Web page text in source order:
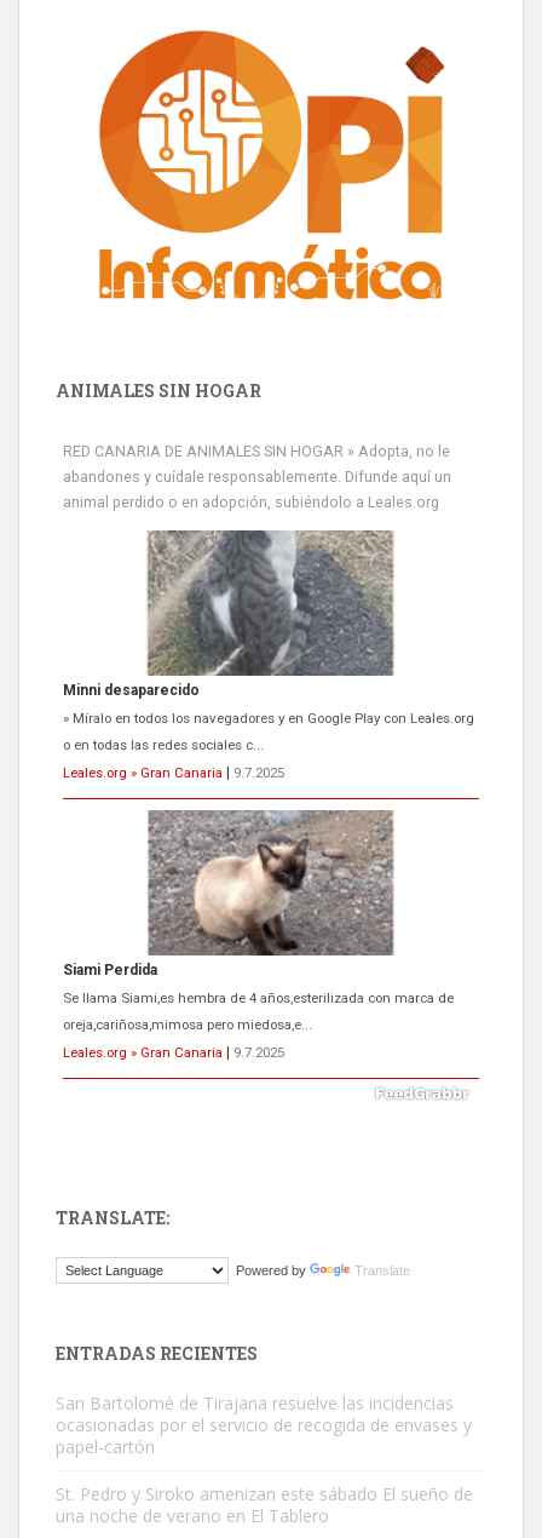
ANIMALES SIN HOGAR
RED CANARIA DE ANIMALES SIN HOGAR » Adopta, no le
abandones y cuídale responsablemente. Difunde aquí un
animal perdido o en adopción, subiéndolo a Leales.org
Siami Perdida
Se llama Siami,es hembra de 4 años,esterilizada con marca de
oreja,cariñosa,mimosa pero miedosa,e...
Leales.org » Gran Canaria | 9.7.2025
ADOPCIÓN URGENTE GATA TEROR GRAN CANARIA
El ayuntamiento se va a llevar a Los Gatos callejeros de la zona los
próximos días, ella incluida...
Leales.org » Gran Canaria | 9.7.2025
Este gato macho ha aparecido en la calle hace menos de un mes,
TRANSLATE:
Powered by Translate
ENTRADAS RECIENTES
San Bartolomé de Tirajana resuelve las incidencias
ocasionadas por el servicio de recogida de envases y
papel-cartón
St. Pedro y Siroko amenizan este sábado El sueño de
una noche de verano en El Tablero